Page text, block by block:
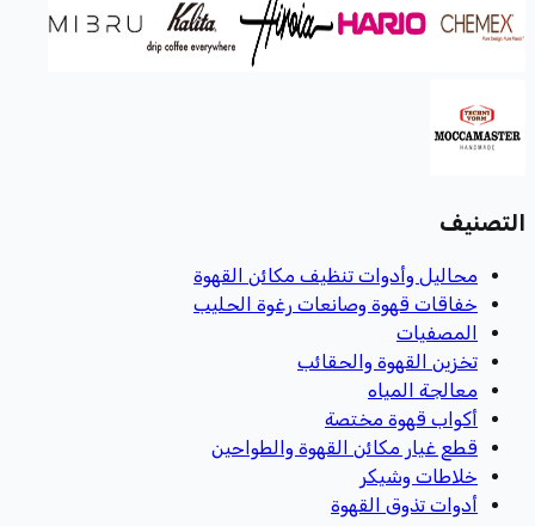
التصنيف
محاليل وأدوات تنظيف مكائن القهوة
خفاقات قهوة وصانعات رغوة الحليب
المصفيات
تخزين القهوة والحقائب
معالجة المياه
أكواب قهوة مختصة
قطع غيار مكائن القهوة والطواحين
خلاطات وشيكر
أدوات تذوق القهوة